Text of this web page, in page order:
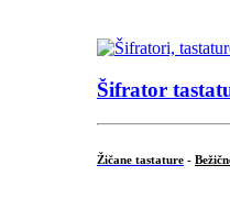
Šifrator
Žičane tastature -